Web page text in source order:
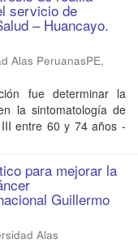
servicio de
– Huancayo.
Alas PeruanasPE,
fue determinar la
la sintomatología de
entre 60 y 74 años -
para mejorar la
Guillermo
Alas